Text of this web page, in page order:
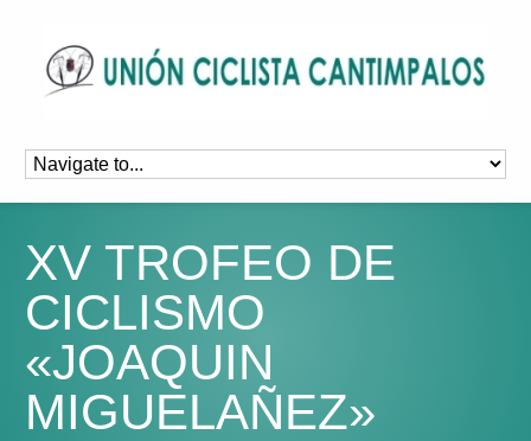
XV TROFEO DE
CICLISMO
«JOAQUIN
MIGUELAÑEZ»